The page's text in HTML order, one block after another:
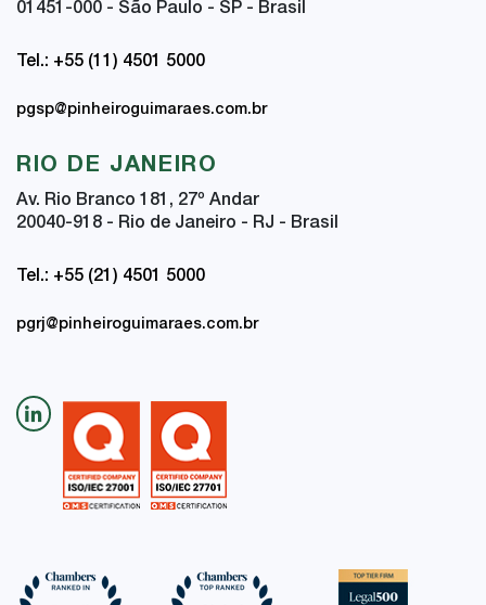
01451-000 - São Paulo - SP - Brasil
Tel.: +55 (11) 4501 5000
pgsp@pinheiroguimaraes.com.br
RIO DE JANEIRO
Av. Rio Branco 181, 27º Andar
20040-918 - Rio de Janeiro - RJ - Brasil
Tel.: +55 (21) 4501 5000
pgrj@pinheiroguimaraes.com.br